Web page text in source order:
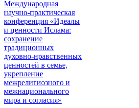
Международная
научно-практическая
конференция «Идеалы
и ценности Ислама:
сохранение
традиционных
духовно-нравственных
ценностей в семье,
укрепление
межрелигиозного и
межнационального
мира и согласия»